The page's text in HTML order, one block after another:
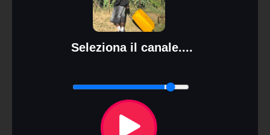
Seleziona il canale....